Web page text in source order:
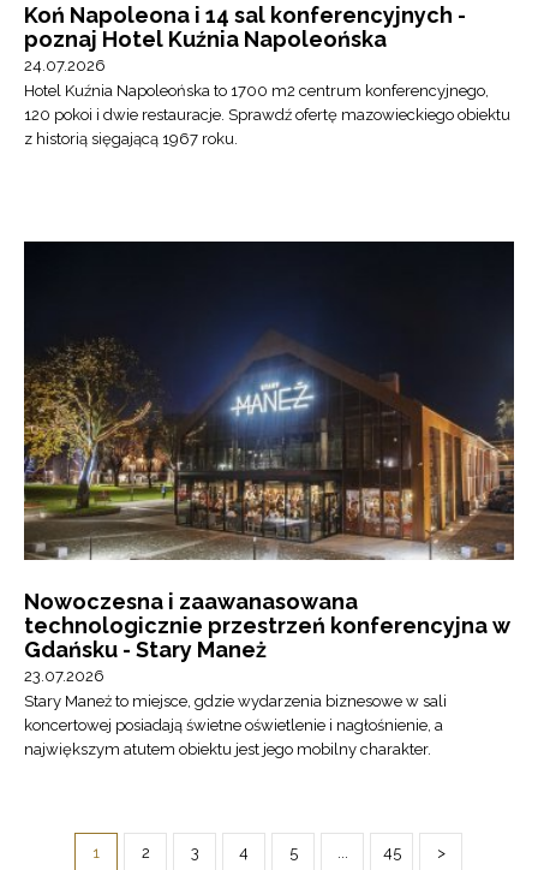
Koń Napoleona i 14 sal konferencyjnych -
poznaj Hotel Kuźnia Napoleońska
24.07.2026
Hotel Kuźnia Napoleońska to 1700 m2 centrum konferencyjnego,
120 pokoi i dwie restauracje. Sprawdź ofertę mazowieckiego obiektu
z historią sięgającą 1967 roku.
Nowoczesna i zaawanasowana
technologicznie przestrzeń konferencyjna w
Gdańsku - Stary Maneż
23.07.2026
Stary Maneż to miejsce, gdzie wydarzenia biznesowe w sali
koncertowej posiadają świetne oświetlenie i nagłośnienie, a
największym atutem obiektu jest jego mobilny charakter.
1 2 3 4 5 ... 45 >